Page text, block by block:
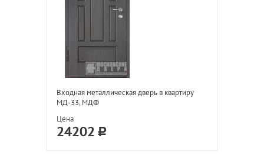
Входная металлическая дверь в квартиру
МД-33, МДФ
Цена
24202